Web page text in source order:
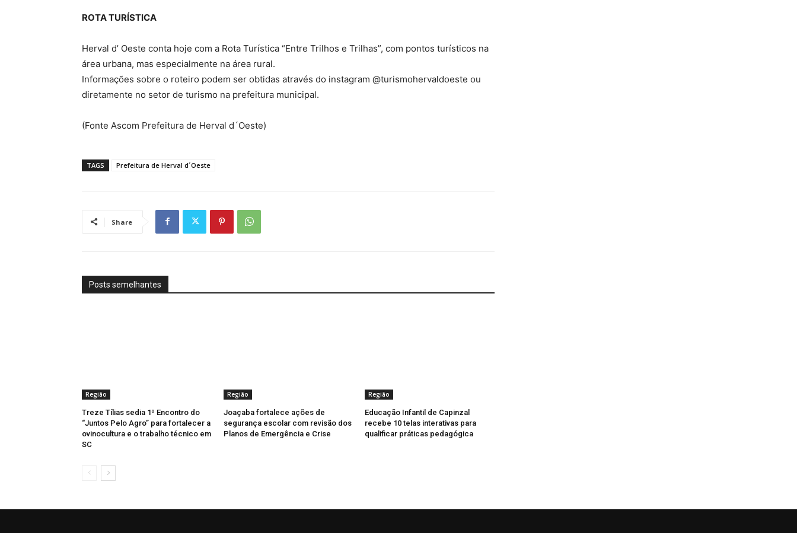
ROTA TURÍSTICA
Herval d’ Oeste conta hoje com a Rota Turística “Entre Trilhos e Trilhas”, com pontos turísticos na
área urbana, mas especialmente na área rural.
Informações sobre o roteiro podem ser obtidas através do instagram @turismohervaldoeste ou
diretamente no setor de turismo na prefeitura municipal.
(Fonte Ascom Prefeitura de Herval d´Oeste)
TAGS Prefeitura de Herval d´Oeste
Share
Posts semelhantes
Região
Treze Tílias sedia 1º Encontro do
“Juntos Pelo Agro” para fortalecer a
ovinocultura e o trabalho técnico em
SC
Região
Joaçaba fortalece ações de
segurança escolar com revisão dos
Planos de Emergência e Crise
Região
Educação Infantil de Capinzal
recebe 10 telas interativas para
qualificar práticas pedagógica